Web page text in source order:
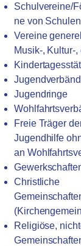
Schulvereine/
ne von Schulen
Vereine
Musik-, Kultur-,
Jugendringe
Freie Träger
Jugendhilfe
an
Christliche
Religiöse,